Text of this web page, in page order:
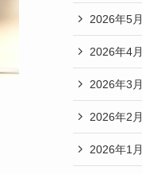
2026年5月
2026年4月
2026年3月
2026年2月
2026年1月